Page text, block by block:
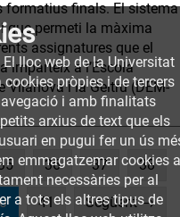
formatius finals. El sistema
que permeti la màxima
assignatures que el
imparteix a l’Escola
Vilanova i la Geltrú (DEM-
36 37 38
(current)
41 Següent →
lloc web de la Universitat
pròpies i de tercers
i amb finalitats
arxius de text que els
en pugui fer un ús
emmagatzemar cookies
necessàries per al
a tots els altres tipus de